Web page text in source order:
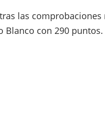
las
Blanco con 290 puntos.